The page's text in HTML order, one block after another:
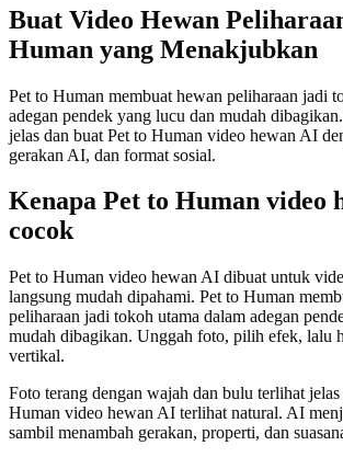
Buat Video Hewan
Human yang Menakjubkan
Pet to Human membuat hewan peliharaan jadi
adegan pendek yang lucu dan mudah
jelas dan buat Pet to Human video hewan AI
gerakan AI, dan format sosial.
Kenapa Pet to Human video
cocok
Pet to Human video hewan AI dibuat untuk
langsung mudah dipahami. Pet to Human
peliharaan jadi tokoh utama dalam adegan
mudah dibagikan. Unggah foto, pilih efek, lalu
vertikal.
Foto terang dengan wajah dan bulu terlihat
Human video hewan AI terlihat natural. AI
sambil menambah gerakan, properti, dan